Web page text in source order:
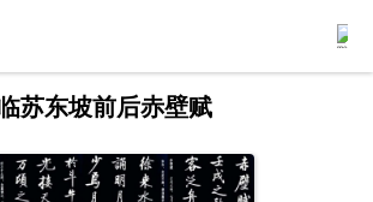
苏东坡前后赤壁赋